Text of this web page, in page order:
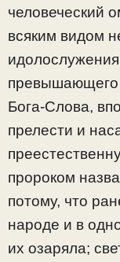
человеческий
всяким видом
превышающего
Бога-Слова,
прелести и
пророком
потому, что
народе и в
их озаряла;